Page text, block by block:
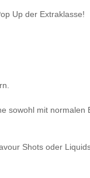
Up der Extraklasse!
mit
Shots oder